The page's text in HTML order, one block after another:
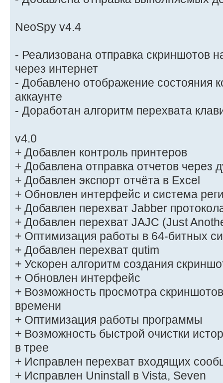
NeoSpy v4.4
- Реализована отправка скриншотов
через интернет
- Добавлено отображение состояния
аккаунте
- Доработан алгоритм перехвата
v4.0
+ Добавлен контроль принтеров
+ Добавлена отправка отчетов через
+ Добавлен экспорт отчёта в Excel
+ Обновлен интерфейс и система
+ Добавлен перехват Jabber
+ Добавлен перехват JAJC (Just
+ Оптимизация работы в 64-битных
+ Добавлен перехват qutim
+ Ускорен алгоритм создания
+ Обновлен интерфейс
+ Возможность просмотра
времени
+ Оптимизация работы программы
+ Возможность быстрой очистки
в трее
+ Исправлен перехват входящих
+ Исправлен Uninstall в Vista, Seven